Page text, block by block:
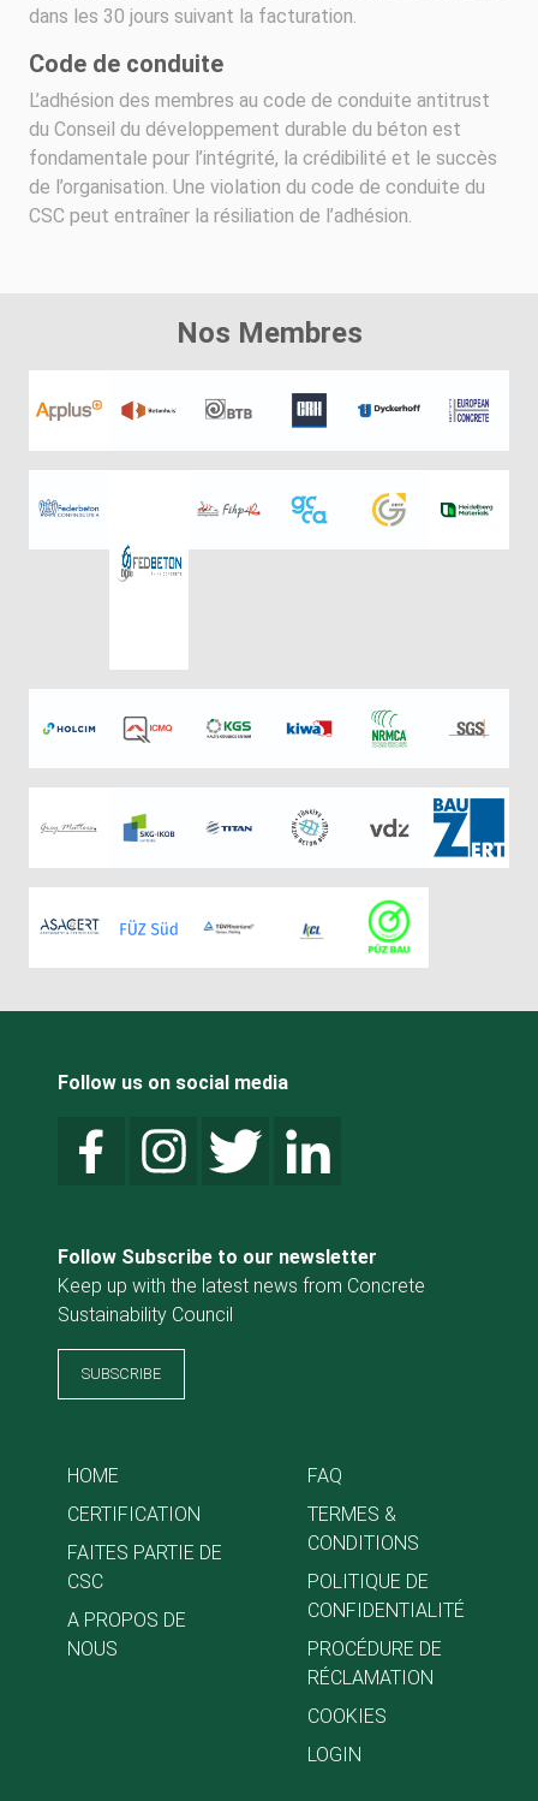
dans les 30 jours suivant la facturation.
Code de conduite
L’adhésion des membres au code de conduite antitrust
du Conseil du développement durable du béton est
fondamentale pour l’intégrité, la crédibilité et le succès
de l’organisation. Une violation du code de conduite du
CSC peut entraîner la résiliation de l’adhésion.
Nos Membres
Follow us on social media
Follow Subscribe to our newsletter
Keep up with the latest news from Concrete
Sustainability Council
SUBSCRIBE
HOME
CERTIFICATION
FAITES PARTIE DE
CSC
A PROPOS DE
NOUS
FAQ
TERMES &
CONDITIONS
POLITIQUE DE
CONFIDENTIALITÉ
PROCÉDURE DE
RÉCLAMATION
COOKIES
LOGIN